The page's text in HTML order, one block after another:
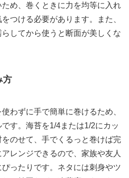
め、巻くときに力を均等に入れ
つける必要があります。また、
してから使うと断面が美しくな
方
わずに手で簡単に巻けるため、
す。海苔を1/4または1/2にカッ
をのせて、手でくるっと巻けば完
レンジできるので、家族や友人
ったりです。ネタには刺身やツ